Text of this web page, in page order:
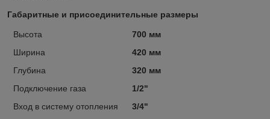
Габаритные и присоединительные размеры
Высота
700 мм
Ширина
420 мм
Глубина
320 мм
Подключение газа
1/2"
Вход в систему отопления
3/4"